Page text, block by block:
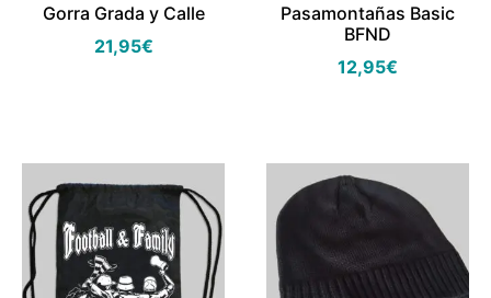
Gorra Grada y Calle
21,95€
Pasamontañas Basic
BFND
12,95€